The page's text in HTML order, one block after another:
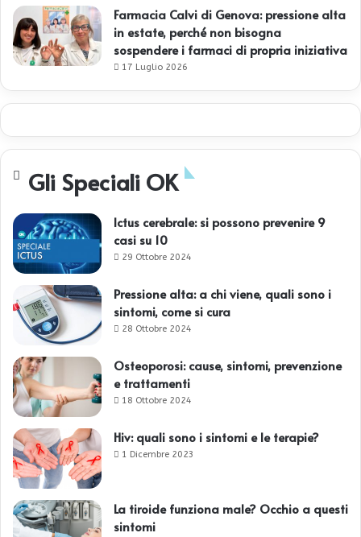
Farmacia Calvi di Genova: pressione alta
in estate, perché non bisogna
sospendere i farmaci di propria iniziativa
17 Luglio 2026
Gli Speciali OK
Ictus cerebrale: si possono prevenire 9
casi su 10
29 Ottobre 2024
Pressione alta: a chi viene, quali sono i
sintomi, come si cura
28 Ottobre 2024
Osteoporosi: cause, sintomi, prevenzione
e trattamenti
18 Ottobre 2024
Hiv: quali sono i sintomi e le terapie?
1 Dicembre 2023
La tiroide funziona male? Occhio a questi
sintomi